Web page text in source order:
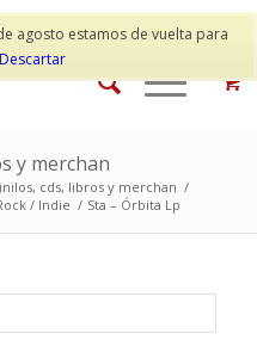
agosto estamos de vuelta para
Descartar
Contacto
y merchan
cds, libros y merchan /
/ Indie / Sta – Órbita Lp